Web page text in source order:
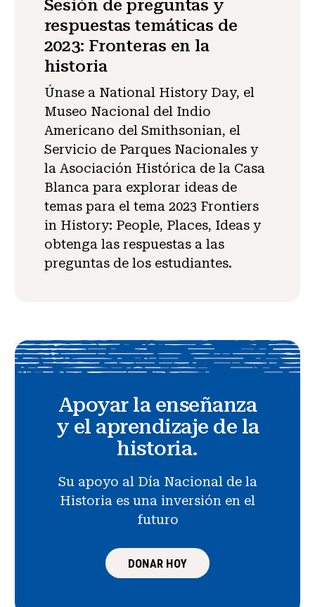
Sesión de preguntas y
respuestas temáticas de
2023: Fronteras en la
historia
Únase a National History Day, el
Museo Nacional del Indio
Americano del Smithsonian, el
Servicio de Parques Nacionales y
la Asociación Histórica de la Casa
Blanca para explorar ideas de
temas para el tema 2023 Frontiers
in History: People, Places, Ideas y
obtenga las respuestas a las
preguntas de los estudiantes.
Apoyar la enseñanza
y el aprendizaje de la
historia.
Su apoyo al Día Nacional de la
Historia es una inversión en el
futuro
DONAR HOY